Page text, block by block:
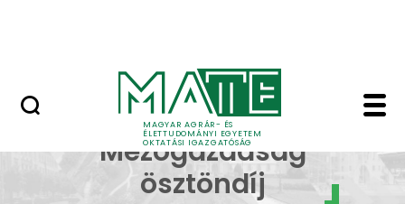
MAGYAR AGRÁR- ÉS
ÉLETTUDOMÁNYI EGYETEM
OKTATÁSI IGAZGATÓSÁG
Magyar Magyar
Mezőgazdaság
ösztöndíj